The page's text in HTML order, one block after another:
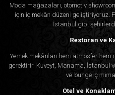
Moda mağazaları, otomotiv
için iç mekân düzeni geliştiriyoruz.
İstanbul gibi
Restoran ve
Yemek mekânları hem atmosfer hem
gerektirir. Kuveyt, Manama, İstanbul
ve lounge iç
Otel ve